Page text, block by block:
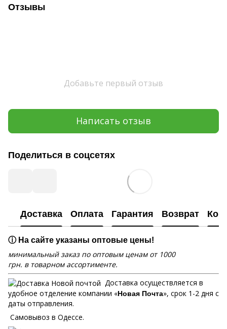
Отзывы
Добавьте первый отзыв
Написать отзыв
Поделиться в соцсетях
Доставка Оплата Гарантия Возврат
ⓘ На сайте указаны оптовые цены!
минимальный заказ по оптовым ценам от 1000
грн. в товарном ассортименте.
Доставка осуществляется в
удобное отделение компании «Новая Почта», срок 1-2 дня с
даты отправления.
Самовывоз в Одессе.